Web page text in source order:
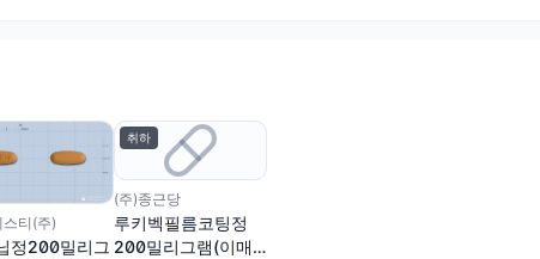
스티(주)
정200밀리그
취하
(주)종근당
루키벡필름코팅정
200밀리그램(이매